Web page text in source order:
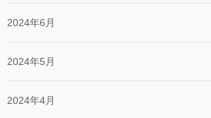
2024年6月
2024年5月
2024年4月